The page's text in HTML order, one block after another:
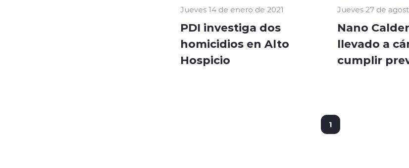
Jueves 14 de enero de 2021
PDI investiga dos
homicidios en Alto
Hospicio
Jueves 27 de
Nano
llevado a
cumplir
1